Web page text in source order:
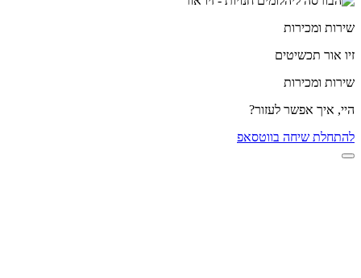
שירות ומכירות
זיו אור תכשיטים
שירות ומכירות
היי, איך אפשר לעזור?
להתחלת שיחה בווטסאפ